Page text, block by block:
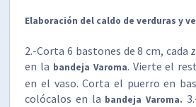
Elaboración del caldo de verduras y
2.-Corta 6 bastones de 8 cm, cada
en la bandeja Varoma. Vierte el
en el vaso. Corta el puerro en
colócalos en la bandeja Varoma.